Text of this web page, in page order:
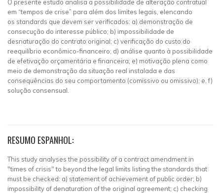
O presente estudo analisa a possibilidade de alteração contratual
em “tempos de crise” para além dos limites legais, elencando
os standards que devem ser verificados: a) demonstração de
consecução do interesse público; b) impossibilidade de
desnaturação do contrato original; c) verificação do custo do
reequilíbrio econômico-financeiro; d) análise quanto à possibilidade
de efetivação orçamentária e financeira; e) motivação plena como
meio de demonstração da situação real instalada e das
consequências do seu comportamento (comissivo ou omissivo); e, f)
solução consensual.
RESUMO ESPANHOL:
This study analyses the possibility of a contract amendment in
"times of crisis" to beyond the legal limits listing the standards that
must be checked: a) statement of achievement of public order; b)
impossibility of denaturation of the original agreement; c) checking